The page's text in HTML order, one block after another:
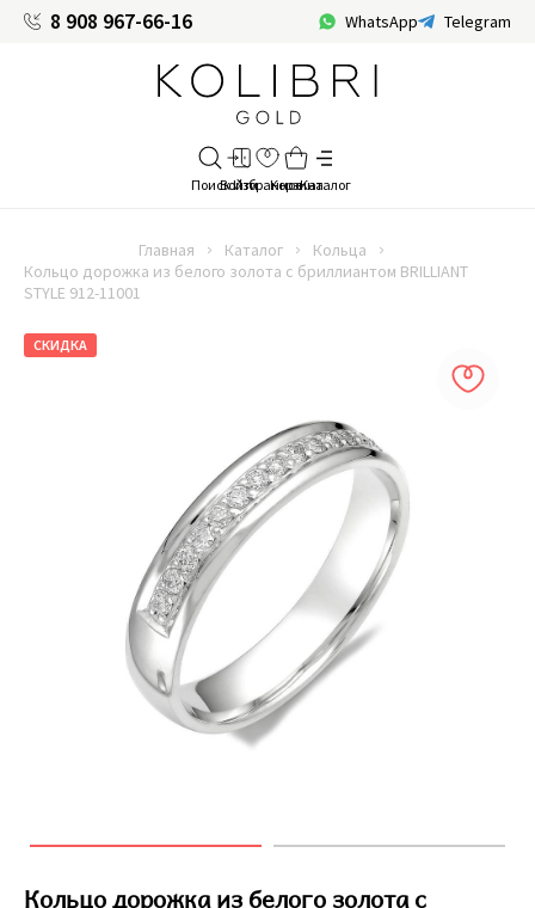
8 908 967-66-16 WhatsApp Telegram
Главная Каталог
Кольца
Кольцо дорожка из белого золота с бриллиантом BRILLIANT
STYLE 912-11001
СКИДКА
Кольцо дорожка из белого золота с